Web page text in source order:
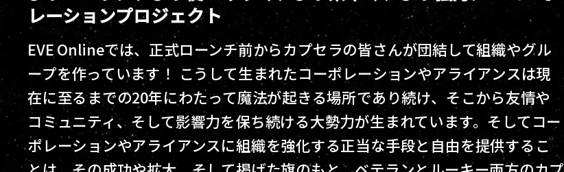
レーションプロジェクト
EVE Onlineでは、正式ローンチ前からカプセラの皆さんが団結して組織やグル
ープを作っています！ こうして生まれたコーポレーションやアライアンスは現
在に至るまでの20年にわたって魔法が起きる場所であり続け、そこから友情や
コミュニティ、そして影響力を保ち続ける大勢力が生まれています。そしてコー
ポレーションやアライアンスに組織を強化する正当な手段と自由を提供するこ